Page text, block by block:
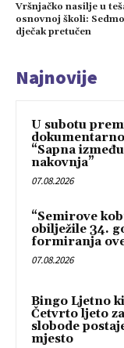
Vršnjačko nasilje u
osnovnoj školi:
dječak pretučen
Najnovije
U subotu
“Sapna
nakovnja”
07.08.2026
“Semirove
obilježile 34.
formiranja
07.08.2026
Bingo Ljetno
Četvrto ljeto
slobode
mjesto